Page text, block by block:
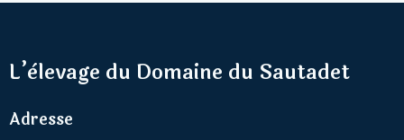
L’èlevage du Domaine du Sautadet
Adresse